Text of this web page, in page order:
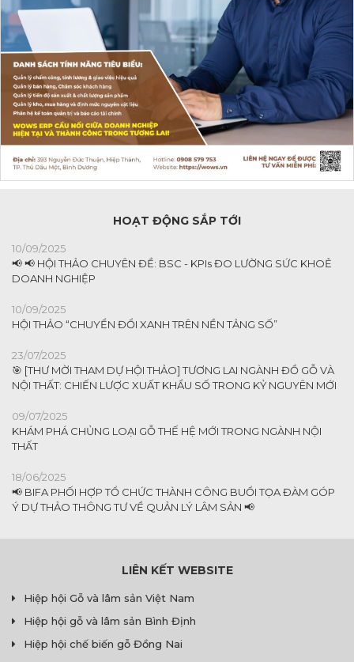
HOẠT ĐỘNG SẮP TỚI
10/09/2025
📢 📢 HỘI THẢO CHUYÊN ĐỀ: BSC - KPIs ĐO LƯỜNG SỨC KHOẺ
DOANH NGHIỆP
10/09/2025
HỘI THẢO “CHUYỂN ĐỔI XANH TRÊN NỀN TẢNG SỐ”
23/07/2025
🎯 [THƯ MỜI THAM DỰ HỘI THẢO] TƯƠNG LAI NGÀNH ĐỒ GỖ VÀ
NỘI THẤT: CHIẾN LƯỢC XUẤT KHẨU SỐ TRONG KỶ NGUYÊN MỚI
09/07/2025
KHÁM PHÁ CHỦNG LOẠI GỖ THẾ HỆ MỚI TRONG NGÀNH NỘI
THẤT
18/06/2025
📢 BIFA PHỐI HỢP TỔ CHỨC THÀNH CÔNG BUỔI TỌA ĐÀM GÓP
Ý DỰ THẢO THÔNG TƯ VỀ QUẢN LÝ LÂM SẢN 📢
LIÊN KẾT WEBSITE
Hiệp hội Gỗ và lâm sản Việt Nam
Hiệp hội gỗ và lâm sản Bình Định
Hiệp hội chế biến gỗ Đồng Nai